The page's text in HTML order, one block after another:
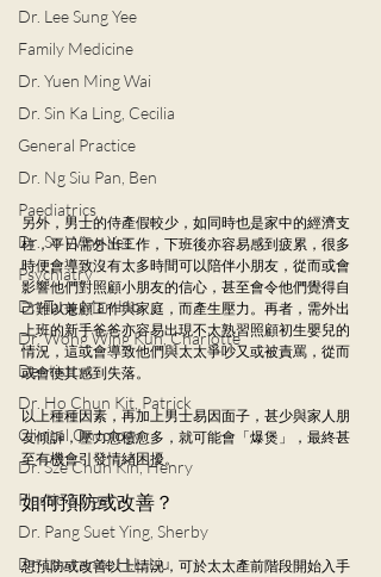
Dr. Lee Sung Yee
Family Medicine
Dr. Yuen Ming Wai
Dr. Sin Ka Ling, Cecilia
General Practice
Dr. Ng Siu Pan, Ben
Paediatrics
Dr. So Wing Yee
Psychiatry
Dr. Tang Man Ho
Dr. Wong Wing Kun, Charlotte
Dentistry
Dr. Ho Chun Kit, Patrick
Clinical Oncology
Dr. Sze Chun Kin, Henry
Plastic Surgery
Dr. Pang Suet Ying, Sherby
Dr. Lawrence H.L. Liu
另外，男士的侍產假較少，如同時也是家中的經濟支
柱，平日需外出工作，下班後亦容易感到疲累，很多
時便會導致沒有太多時間可以陪伴小朋友，從而或會
影響他們對照顧小朋友的信心，甚至會令他們覺得自
己難以兼顧工作與家庭，而產生壓力。再者，需外出
上班的新手爸爸亦容易出現不太熟習照顧初生嬰兒的
情況，這或會導致他們與太太爭吵又或被責罵，從而
或會使其感到失落。
以上種種因素，再加上男士易因面子，甚少與家人朋
友傾訴，壓力愈積愈多，就可能會「爆煲」，最終甚
至有機會引發情緖困擾。
如何預防或改善？
想預防或改善以上情況，可於太太產前階段開始入手